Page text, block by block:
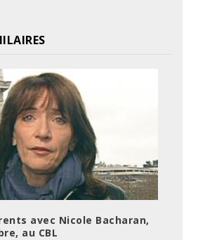
avec Nicole Bacharan,
au CBL